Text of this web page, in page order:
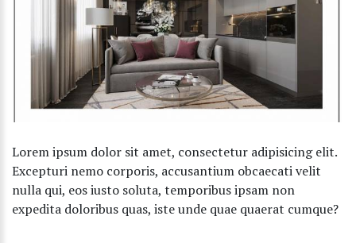
Lorem ipsum dolor sit amet, consectetur adipisicing elit.
Excepturi nemo corporis, accusantium obcaecati velit
nulla qui, eos iusto soluta, temporibus ipsam non
expedita doloribus quas, iste unde quae quaerat cumque?